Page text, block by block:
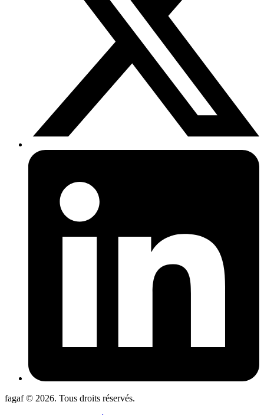
fagaf © 2026. Tous droits réservés.